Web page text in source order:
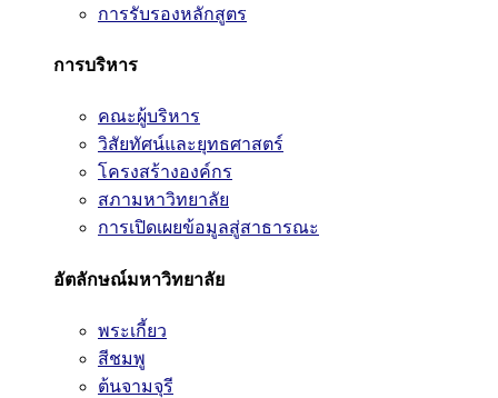
การรับรองหลักสูตร
การบริหาร
คณะผู้บริหาร
วิสัยทัศน์และยุทธศาสตร์
โครงสร้างองค์กร
สภามหาวิทยาลัย
การเปิดเผยข้อมูลสู่สาธารณะ
อัตลักษณ์มหาวิทยาลัย
พระเกี้ยว
สีชมพู
ต้นจามจุรี